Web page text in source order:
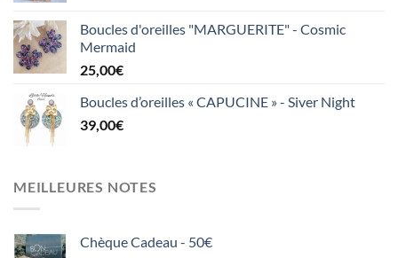
Boucles d'oreilles "MARGUERITE" - Cosmic
Mermaid
25,00€
Boucles d’oreilles « CAPUCINE » - Siver Night
39,00€
MEILLEURES NOTES
Chèque Cadeau - 50€